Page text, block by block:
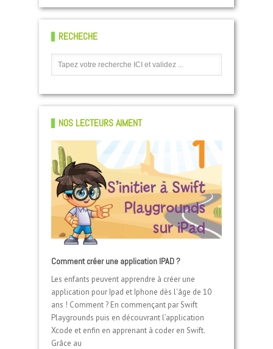
RECHECHE
NOS LECTEURS AIMENT
Comment créer une application IPAD ?
Les enfants peuvent apprendre à créer une
application pour Ipad et Iphone dès l'âge de 10
ans ! Comment ? En commençant par Swift
Playgrounds puis en découvrant l’application
Xcode et enfin en apprenant à coder en Swift.
Grâce au
Créer des applications avec App Inventor : un livre
plein de ressources !
Faire des projets Arduino avec le livre « Arduino,
s’exercer au prototypage électronique »
Crée ton jeu vidéo avec Scratch… et le calendrier
de l’avent !
Coding gouter : apprendre à faire du montage
vidéo